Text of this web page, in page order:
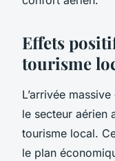
Effets
tourisme
L’arrivée massive
le secteur aérien
tourisme local.
le plan